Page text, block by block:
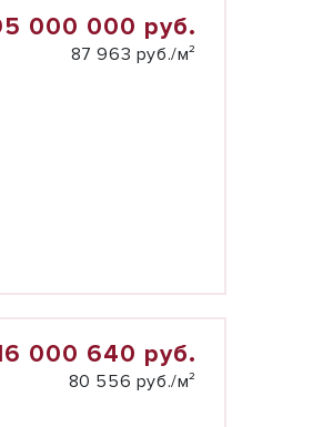
000 000 руб.
87 963 руб./м²
000 640 руб.
80 556 руб./м²